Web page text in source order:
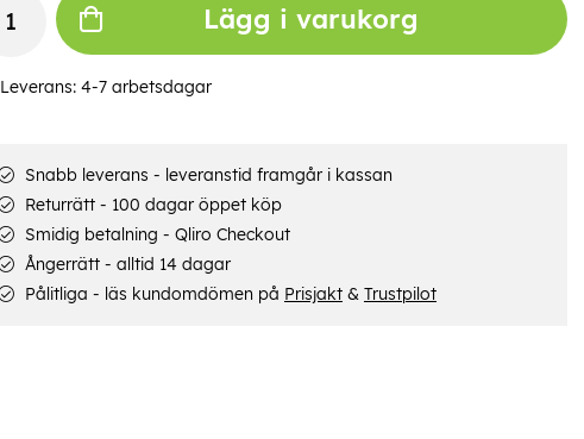
Lägg i varukorg
Leverans: 4-7 arbetsdagar
Snabb leverans - leveranstid framgår i kassan
Returrätt - 100 dagar öppet köp
Smidig betalning - Qliro Checkout
Ångerrätt - alltid 14 dagar
Pålitliga - läs kundomdömen på Prisjakt& Trustpilot